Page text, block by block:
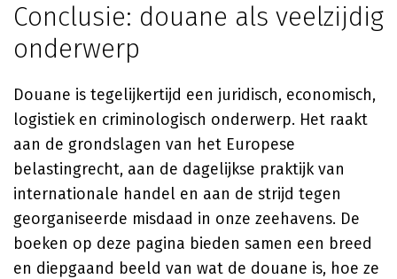
Conclusie: douane als veelzijdig
onderwerp
Douane is tegelijkertijd een juridisch, economisch,
logistiek en criminologisch onderwerp. Het raakt
aan de grondslagen van het Europese
belastingrecht, aan de dagelijkse praktijk van
internationale handel en aan de strijd tegen
georganiseerde misdaad in onze zeehavens. De
boeken op deze pagina bieden samen een breed
en diepgaand beeld van wat de douane is, hoe ze